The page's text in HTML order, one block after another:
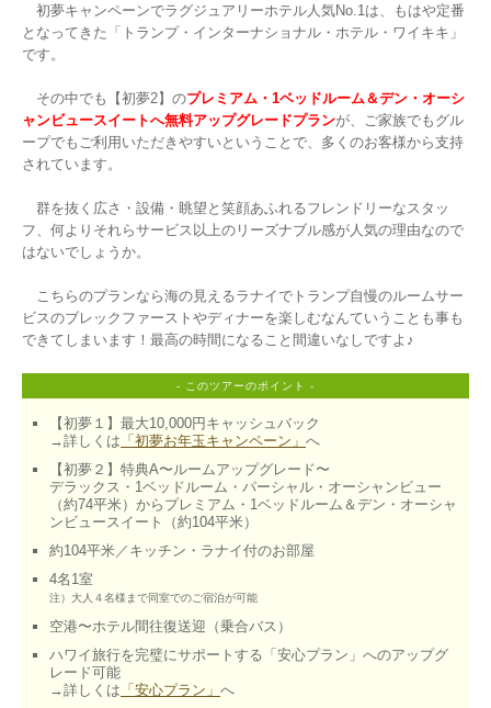
初夢キャンペーンでラグジュアリーホテル人気No.1は、もはや定番
となってきた「トランプ・インターナショナル・ホテル・ワイキキ」
です。
その中でも【初夢2】のプレミアム・1ベッドルーム＆デン・オーシ
ャンビュースイートへ無料アップグレードプランが、ご家族でもグル
ープでもご利用いただきやすいということで、多くのお客様から支持
されています。
群を抜く広さ・設備・眺望と笑顔あふれるフレンドリーなスタッ
フ、何よりそれらサービス以上のリーズナブル感が人気の理由なので
はないでしょうか。
こちらのプランなら海の見えるラナイでトランプ自慢のルームサー
ビスのブレックファーストやディナーを楽しむなんていうことも事も
- このツアーのポイント -
【初夢１】最大10,000円キャッシュバック
→詳しくは 「初夢お年玉キャンペーン」 へ
【初夢２】特典A〜ルームアップグレード〜
デラックス・1ベッドルーム・パーシャル・オーシャンビュー
（約74平米）からプレミアム・1ベッドルーム＆デン・オーシャ
ンビュースイート（約104平米）
約104平米／キッチン・ラナイ付のお部屋
注）大人４名様まで同室でのご宿泊が可能
空港〜ホテル間往復送迎（乗合バス）
ハワイ旅行を完璧にサポートする「安心プラン」へのアップグ
レード可能
→詳しくは 「安心プラン」 へ